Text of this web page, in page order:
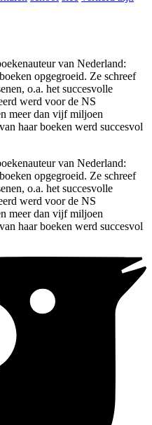
van Nederland:
opgegroeid. Ze schreef
o.a. het succesvolle
werd voor de NS
meer dan vijf miljoen
haar boeken werd succesvol
van Nederland:
opgegroeid. Ze schreef
o.a. het succesvolle
werd voor de NS
meer dan vijf miljoen
haar boeken werd succesvol